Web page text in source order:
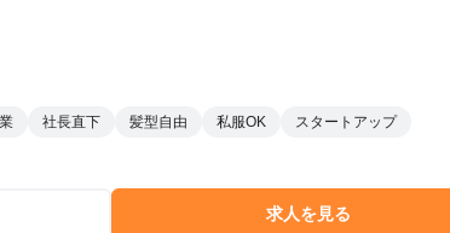
社長直下 髪型自由 私服OK
スタートアップ
求人を見る